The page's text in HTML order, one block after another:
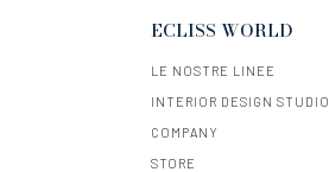
ECLISS WORLD
LE NOSTRE LINEE
INTERIOR DESIGN STUDIO
COMPANY
STORE